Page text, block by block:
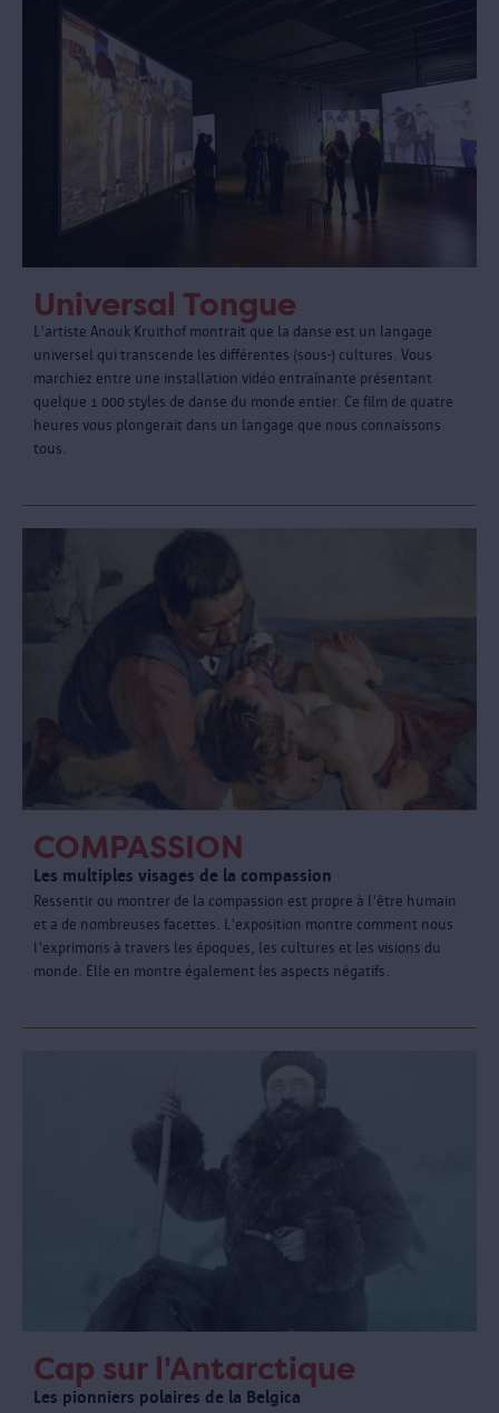
Universal Tongue
L'artiste Anouk Kruithof montrait que la danse est un langage
universel qui transcende les différentes (sous-) cultures. Vous
marchiez entre une installation vidéo entraînante présentant
quelque 1 000 styles de danse du monde entier. Ce film de quatre
heures vous plongerait dans un langage que nous connaissons
tous.
COMPASSION
Les multiples visages de la compassion
Ressentir ou montrer de la compassion est propre à l'être humain
et a de nombreuses facettes. L'exposition montre comment nous
l'exprimons à travers les époques, les cultures et les visions du
monde. Elle en montre également les aspects négatifs.
Cap sur l'Antarctique
Les pionniers polaires de la Belgica